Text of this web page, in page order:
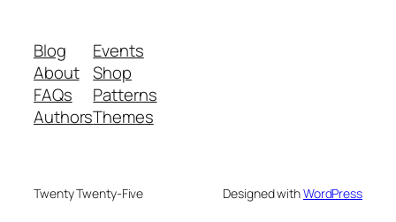
Blog
About
FAQs
Authors
Events
Shop
Patterns
Themes
Twenty Twenty-Five Designed withWordPress